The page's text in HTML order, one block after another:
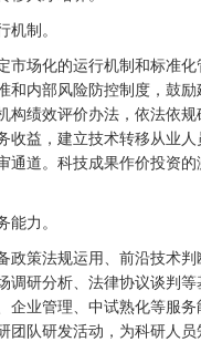
制。
场化的运行机制和标准化
和内部风险防控制度，鼓
构绩效评价办法，依法依
收益，建立技术转移从业人
通道。科技成果作价投资
力。
策法规运用、前沿技术判
调研分析、法律协议谈判
企业管理、中试熟化等服
团队研发活动，为科研人